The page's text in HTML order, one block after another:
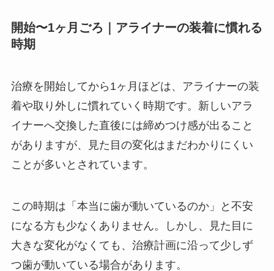
開始〜1ヶ月ごろ｜アライナーの装着に慣れる
時期
治療を開始してから1ヶ月ほどは、アライナーの装
着や取り外しに慣れていく時期です。新しいアラ
イナーへ交換した直後には締めつけ感が出ること
がありますが、見た目の変化はまだわかりにくい
ことが多いとされています。
この時期は「本当に歯が動いているのか」と不安
になる方も少なくありません。しかし、見た目に
大きな変化がなくても、治療計画に沿って少しず
つ歯が動いている場合があります。